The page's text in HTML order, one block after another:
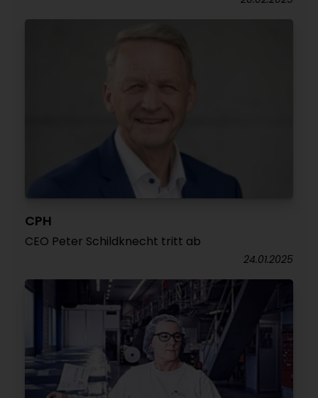
CPH
CEO Peter Schildknecht tritt ab
24.01.2025